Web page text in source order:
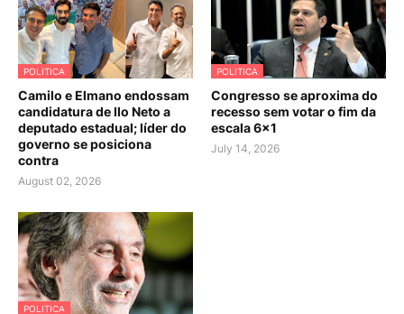
POLITICA
Camilo e Elmano endossam
candidatura de Ilo Neto a
deputado estadual; líder do
governo se posiciona
contra
August 02, 2026
POLITICA
Congresso se aproxima do
recesso sem votar o fim da
escala 6×1
July 14, 2026
POLITICA